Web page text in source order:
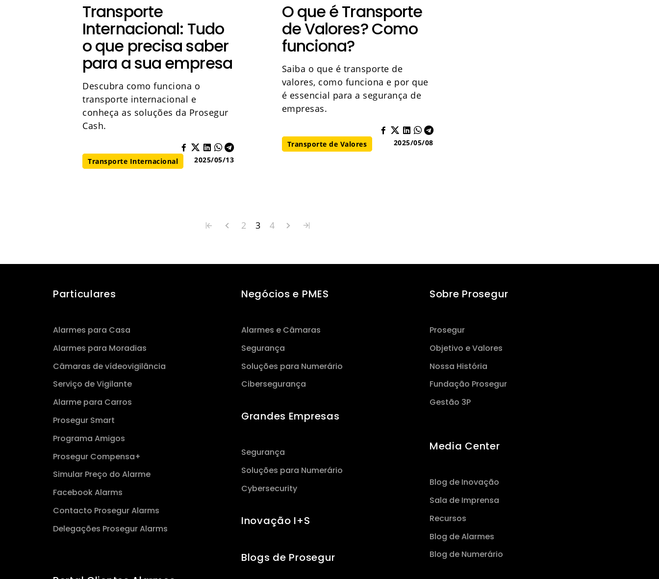
Transporte
Internacional: Tudo
o que precisa saber
para a sua empresa
Descubra como funciona o
transporte internacional e
conheça as soluções da Prosegur
Cash.
Transporte Internacional 2025/05/13
O que é Transporte
de Valores? Como
funciona?
Saiba o que é transporte de
valores, como funciona e por que
é essencial para a segurança de
empresas.
Transporte de Valores 2025/05/08
2 3 4
Particulares
Alarmes para Casa
Alarmes para Moradias
Câmaras de vídeovigilância
Serviço de Vigilante
Alarme para Carros
Prosegur Smart
Programa Amigos
Prosegur Compensa+
Simular Preço do Alarme
Facebook Alarms
Contacto Prosegur Alarms
Delegações Prosegur Alarms
Negócios e PMES
Alarmes e Câmaras
Segurança
Soluções para Numerário
Cibersegurança
Grandes Empresas
Segurança
Soluções para Numerário
Cybersecurity
Inovação I+S
Blogs de Prosegur
Sobre Prosegur
Prosegur
Objetivo e Valores
Nossa História
Fundação Prosegur
Gestão 3P
Media Center
Blog de Inovação
Sala de Imprensa
Recursos
Blog de Alarmes
Blog de Numerário